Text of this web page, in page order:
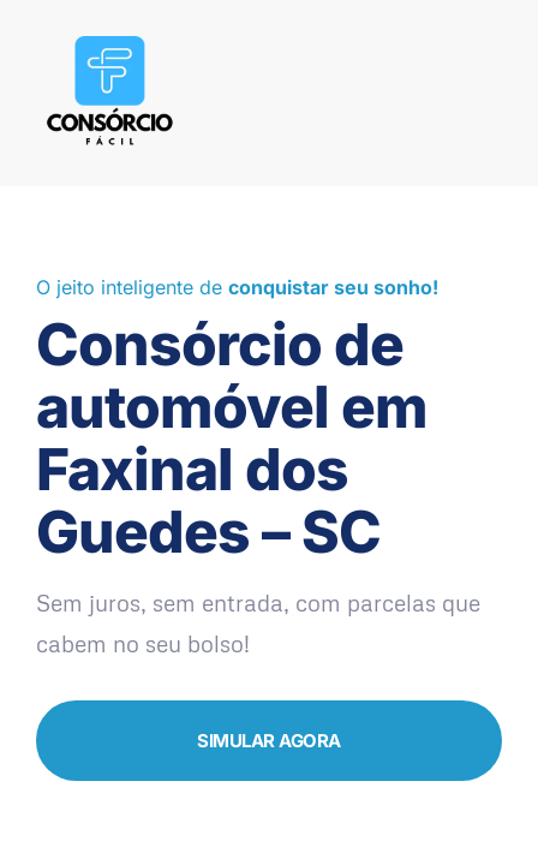
O jeito inteligente de conquistar seu sonho!
Consórcio de
automóvel em
Faxinal dos
Guedes – SC
Sem juros, sem entrada, com parcelas que
cabem no seu bolso!
SIMULAR AGORA